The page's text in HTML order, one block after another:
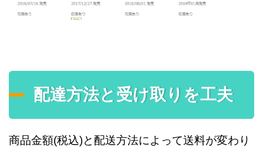
配達方法と受け取りを工夫
商品金額(税込)と配送方法によって送料が変わり